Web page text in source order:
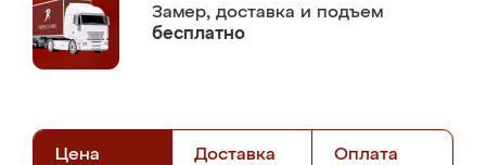
Замер, доставка и подъем
бесплатно
Цена Доставка Оплата